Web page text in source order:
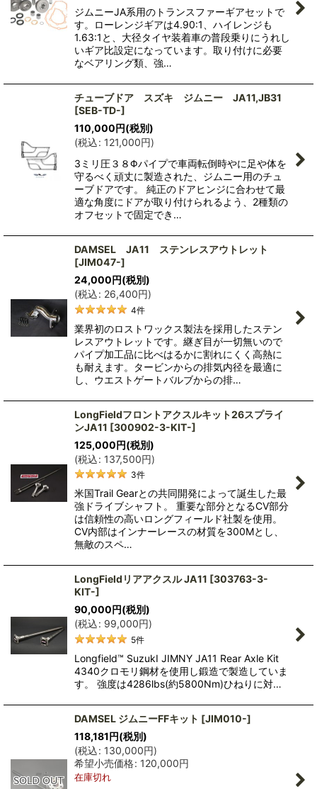
ジムニーJA系用のトランスファーギアセットで
す。ローレンジギアは4.90:1、ハイレンジも
1.63:1と、大径タイヤ装着車の普段乗りにうれし
いギア比設定になっています。取り付けに必要
なベアリング類、強…
チューブドア スズキ ジムニー JA11,JB31
[SEB-TD-]
110,000円(税別)
(税込: 121,000円)
3ミリ圧３８Φパイプで車両転倒時やに足や体を
守るべく頑丈に製造された、ジムニー用のチュ
ーブドアです。 純正のドアヒンジに合わせて最
適な角度にドアが取り付けられるよう、2種類の
オフセットで固定でき…
DAMSEL JA11 ステンレスアウトレット
[JIM047-]
24,000円(税別)
(税込: 26,400円)
4件
業界初のロストワックス製法を採用したステン
レスアウトレットです。継ぎ目が一切無いので
パイプ加工品に比べはるかに割れにくく高熱に
も耐えます。タービンからの排気内径を最適に
し、ウエストゲートバルブからの排…
LongFieldフロントアクスルキット26スプライ
ンJA11 [300902-3-KIT-]
125,000円(税別)
(税込: 137,500円)
3件
米国Trail Gearとの共同開発によって誕生した最
強ドライブシャフト。 重要な部分となるCV部分
は信頼性の高いロングフィールド社製を使用。
CV内部はインナーレースの材質を300Mとし、
無敵のスペ…
LongFieldリアアクスル JA11 [303763-3-
KIT-]
90,000円(税別)
(税込: 99,000円)
5件
Longfield™ SuzukI JIMNY JA11 Rear Axle Kit
4340クロモリ鋼材を使用し鍛造で製造していま
す。 強度は4286lbs(約5800Nm)ひねりに対…
DAMSEL ジムニーFFキット [JIM010-]
118,181円(税別)
(税込: 130,000円)
希望小売価格: 120,000円
在庫切れ